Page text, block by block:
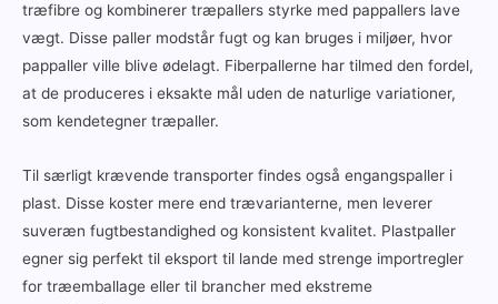
træfibre og kombinerer træpallers styrke med pappallers lave
vægt. Disse paller modstår fugt og kan bruges i miljøer, hvor
pappaller ville blive ødelagt. Fiberpallerne har tilmed den fordel,
at de produceres i eksakte mål uden de naturlige variationer,
som kendetegner træpaller.
Til særligt krævende transporter findes også engangspaller i
plast. Disse koster mere end trævarianterne, men leverer
suveræn fugtbestandighed og konsistent kvalitet. Plastpaller
egner sig perfekt til eksport til lande med strenge importregler
for træemballage eller til brancher med ekstreme